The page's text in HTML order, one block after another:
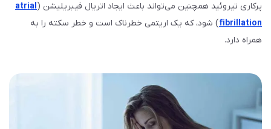
پرکاری تیروئید همچنین می‌تواند باعث ایجاد اتریال فیبریلیشن (atrial
fibrillation) شود، که یک اریتمی خطرناک است و خطر سکته را به
همراه دارد.